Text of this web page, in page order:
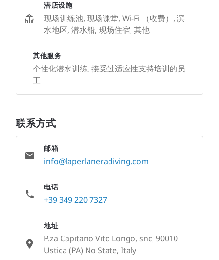
潜店设施
现场训练池, 现场课堂, Wi-Fi （收费）, 滨
水地区, 潜水船, 现场住宿, 其他
其他服务
个性化潜水训练, 接受过适应性支持培训的员
工
联系方式
邮箱
info@laperlaneradiving.com
电话
+39 349 220 7327
地址
P.za Capitano Vito Longo, snc, 90010
Ustica (PA) No State, Italy